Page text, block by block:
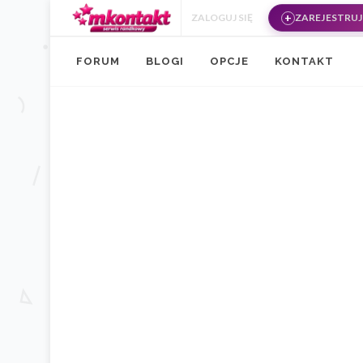
Przejdź do treści
ZALOGUJ SIĘ
FORUM BLOGI OPCJE KONTAKT